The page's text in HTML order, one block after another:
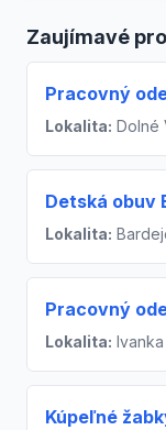
Zaujímavé
Pracovný
Lokalita: Dolné
Detská obuv
Lokalita:
Pracovný
Lokalita:
Kúpeľné